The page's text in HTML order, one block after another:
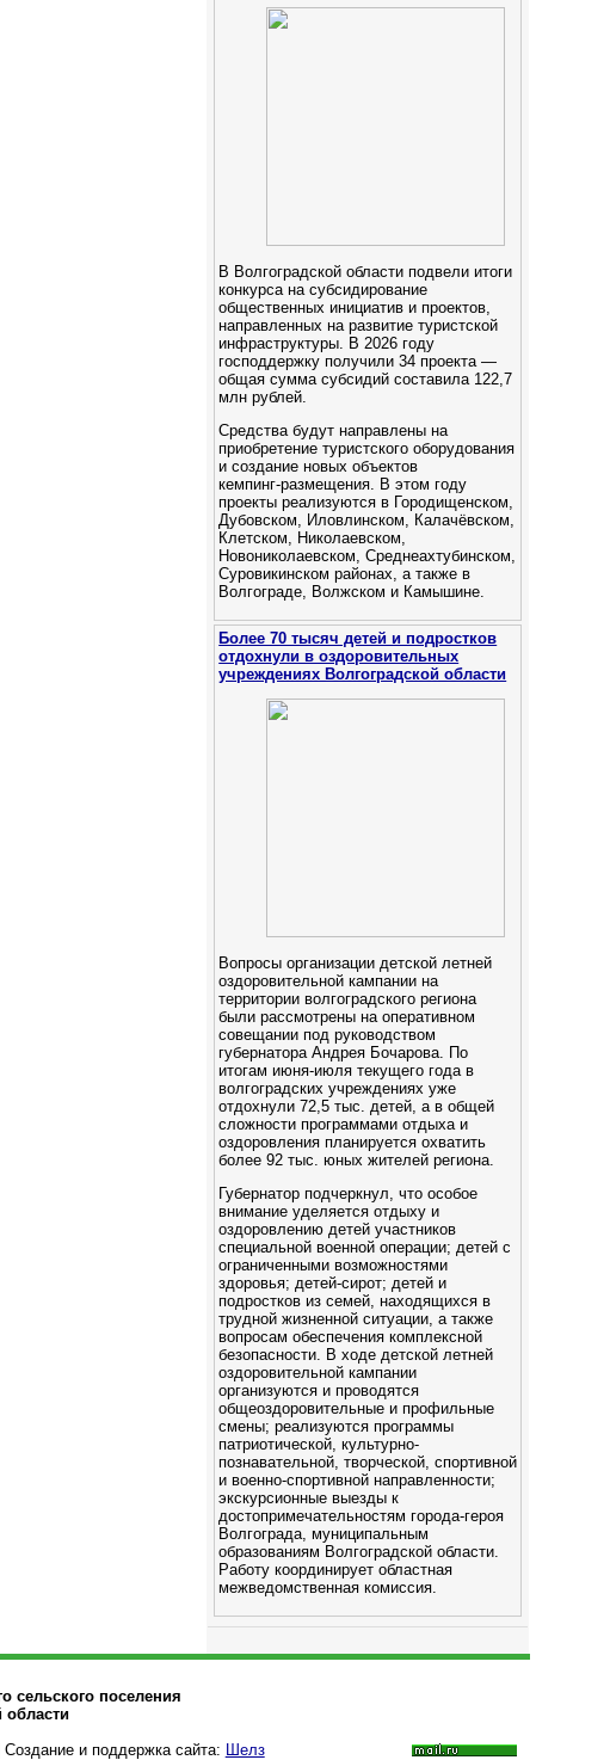
В Волгоградской области подвели итоги
конкурса на субсидирование
общественных инициатив и проектов,
направленных на развитие туристской
инфраструктуры. В 2026 году
господдержку получили 34 проекта —
общая сумма субсидий составила 122,7
млн рублей.
Средства будут направлены на
приобретение туристского оборудования
и создание новых объектов
кемпинг‑размещения. В этом году
проекты реализуются в Городищенском,
Дубовском, Иловлинском, Калачёвском,
Клетском, Николаевском,
Новониколаевском, Среднеахтубинском,
Суровикинском районах, а также в
Волгограде, Волжском и Камышине.
Более 70 тысяч детей и подростков
отдохнули в оздоровительных
учреждениях Волгоградской области
Вопросы организации детской летней
оздоровительной кампании на
территории волгоградского региона
были рассмотрены на оперативном
совещании под руководством
губернатора Андрея Бочарова. По
итогам июня-июля текущего года в
волгоградских учреждениях уже
отдохнули 72,5 тыс. детей, а в общей
сложности программами отдыха и
оздоровления планируется охватить
более 92 тыс. юных жителей региона.
Губернатор подчеркнул, что особое
внимание уделяется отдыху и
оздоровлению детей участников
специальной военной операции; детей с
ограниченными возможностями
здоровья; детей-сирот; детей и
подростков из семей, находящихся в
трудной жизненной ситуации, а также
вопросам обеспечения комплексной
безопасности. В ходе детской летней
оздоровительной кампании
организуются и проводятся
общеоздоровительные и профильные
смены; реализуются программы
патриотической, культурно-
познавательной, творческой, спортивной
и военно-спортивной направленности;
экскурсионные выезды к
достопримечательностям города-героя
Волгограда, муниципальным
образованиям Волгоградской области.
Работу координирует областная
межведомственная комиссия.
сельского поселения
области
Создание и поддержка сайта: Шелз